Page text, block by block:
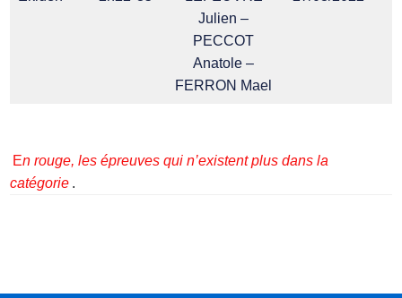
Julien –
PECCOT
Anatole –
FERRON Mael
En rouge, les épreuves qui n’existent plus dans la
catégorie .